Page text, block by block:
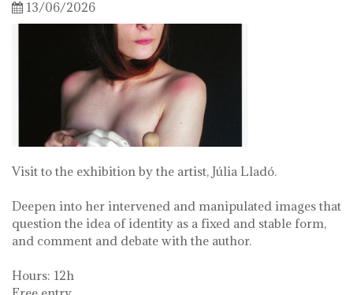
13/06/2026
Visit to the exhibition by the artist, Júlia Lladó.
Deepen into her intervened and manipulated images that
question the idea of identity as a fixed and stable form,
and comment and debate with the author.
Hours: 12h